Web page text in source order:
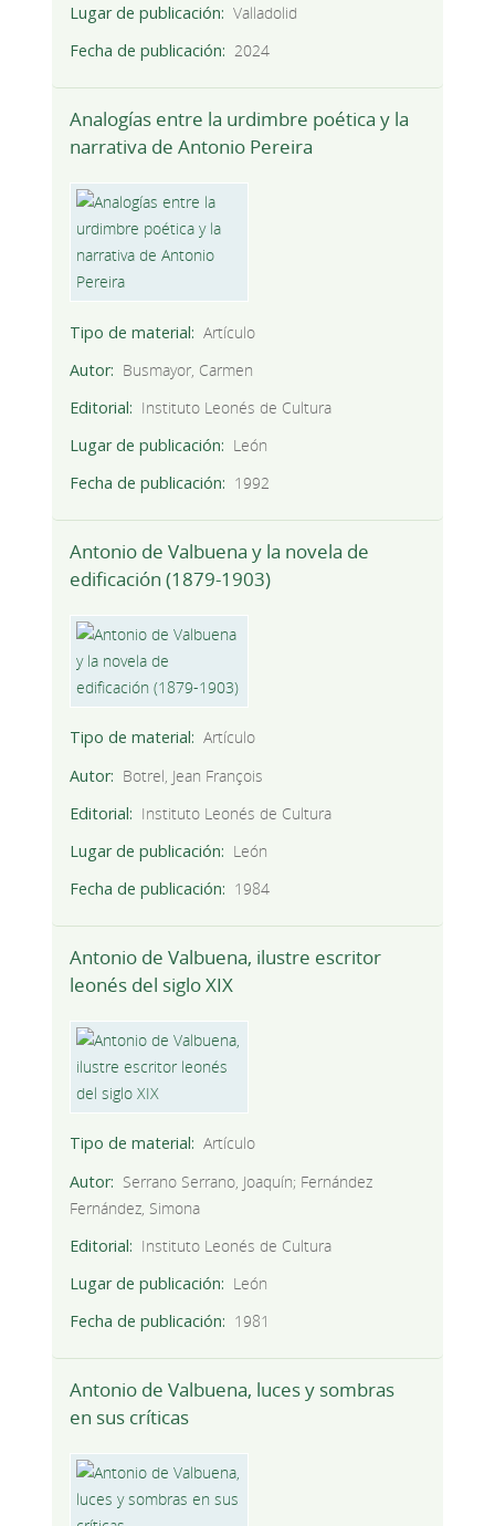
Lugar de publicación
Valladolid
Fecha de publicación
2024
Analogías entre la urdimbre poética y la
narrativa de Antonio Pereira
Tipo de material
Artículo
Autor
Busmayor, Carmen
Editorial
Instituto Leonés de Cultura
Lugar de publicación
León
Fecha de publicación
1992
Antonio de Valbuena y la novela de
edificación (1879-1903)
Tipo de material
Artículo
Autor
Botrel, Jean François
Editorial
Instituto Leonés de Cultura
Lugar de publicación
León
Fecha de publicación
1984
Antonio de Valbuena, ilustre escritor
leonés del siglo XIX
Tipo de material
Artículo
Autor
Serrano Serrano, Joaquín; Fernández
Fernández, Simona
Editorial
Instituto Leonés de Cultura
Lugar de publicación
León
Fecha de publicación
1981
Antonio de Valbuena, luces y sombras
en sus críticas